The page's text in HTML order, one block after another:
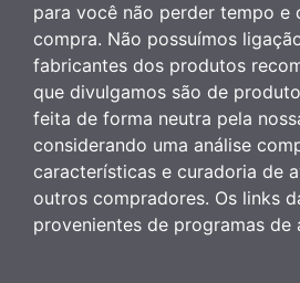
para você não perder tempo e
compra. Não possuímos
fabricantes dos produtos
que divulgamos são de
feita de forma neutra pela
considerando uma análise
características e curadoria de
outros compradores. Os links
provenientes de programas de